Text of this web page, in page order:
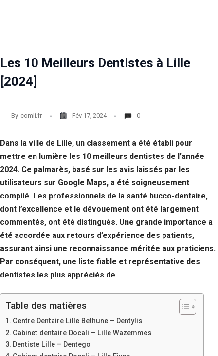
Les 10 Meilleurs Dentistes à Lille
[2024]
By comli.fr Fév 17, 2024 0
Dans la ville de Lille, un classement a été établi pour
mettre en lumière les 10 meilleurs dentistes de l’année
2024. Ce palmarès, basé sur les avis laissés par les
utilisateurs sur Google Maps, a été soigneusement
compilé. Les professionnels de la santé bucco-dentaire,
dont l’excellence et le dévouement ont été largement
commentés, ont été distingués. Une grande importance a
été accordée aux retours d’expérience des patients,
assurant ainsi une reconnaissance méritée aux praticiens.
Par conséquent, une liste fiable et représentative des
dentistes les plus appréciés de
Table des matières
Centre Dentaire Lille Bethune – Dentylis
Cabinet dentaire Docali – Lille Wazemmes
Dentiste Lille – Dentego